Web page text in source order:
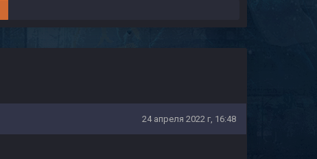
24 апреля 2022 г, 16:48